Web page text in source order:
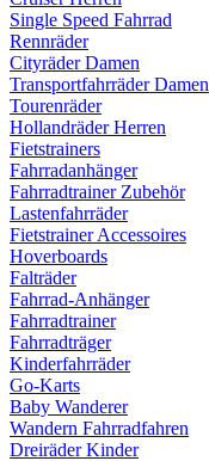
Single Speed Fahrrad
Rennräder
Cityräder Damen
Transportfahrräder Damen
Tourenräder
Hollandräder Herren
Fietstrainers
Fahrradanhänger
Fahrradtrainer Zubehör
Lastenfahrräder
Fietstrainer Accessoires
Hoverboards
Falträder
Fahrrad-Anhänger
Fahrradtrainer
Fahrradträger
Kinderfahrräder
Go-Karts
Baby Wanderer
Wandern Fahrradfahren
Dreiräder Kinder